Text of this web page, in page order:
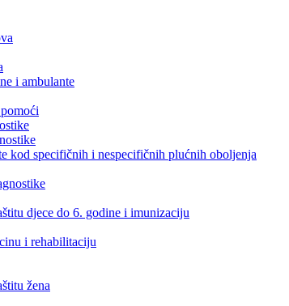
i ambulante
kod specifičnih i nespecifičnih plućnih oboljenja
djece do 6. godine i imunizaciju
i rehabilitaciju
žena